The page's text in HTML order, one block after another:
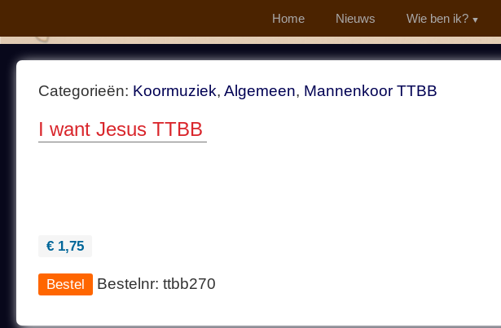
Home Nieuws Wie ben ik?
Categorieën: Koormuziek, Algemeen, Mannenkoor TTBB
I want Jesus TTBB
€ 1,75
Bestelnr: ttbb270